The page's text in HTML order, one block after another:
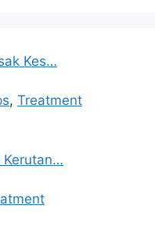
Kes…
, Treatment
Kerutan…